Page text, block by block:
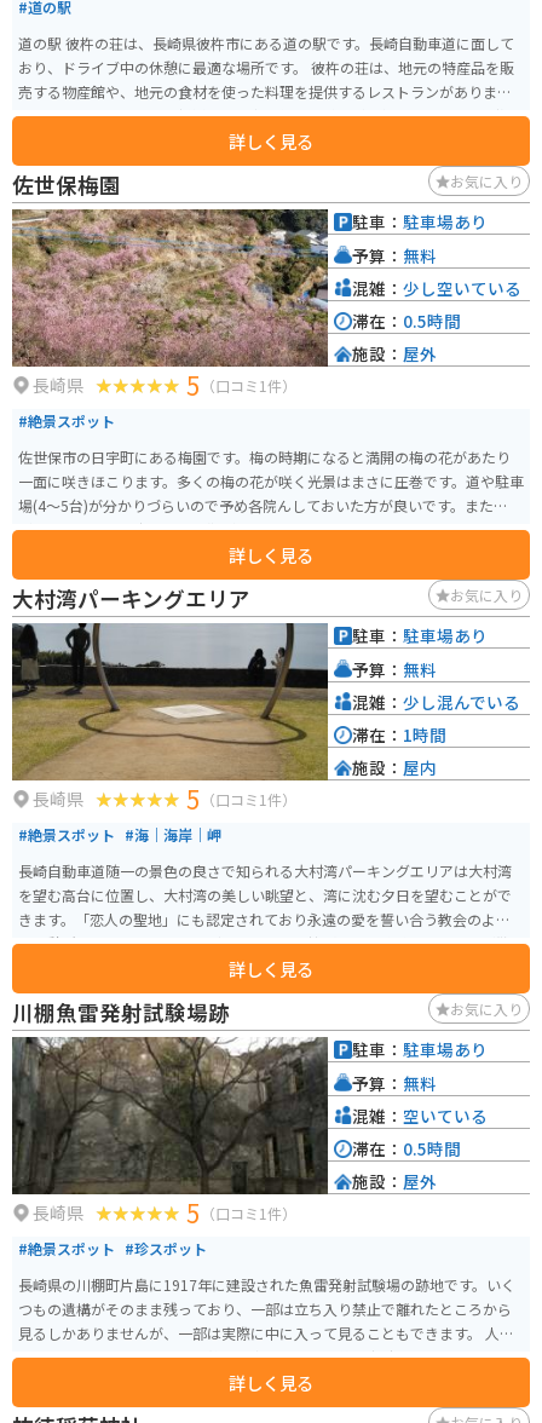
#道の駅
道の駅 彼杵の荘は、長崎県彼杵市にある道の駅です。長崎自動車道に面して
おり、ドライブ中の休憩に最適な場所です。 彼杵の荘は、地元の特産品を販
売する物産館や、地元の食材を使った料理を提供するレストランがありま
す。特に、地元で獲れた新鮮な魚介類を使った料理が人気です。また、彼杵市
の歴史や文化を紹介するコーナーもあり、観光情報収集の拠点としても便利
です。 バイクで訪れる場合、道の駅 彼杵の荘には広い駐車場が完備されてい
るので安心して駐車できます。また、周辺には、風光明媚な海岸線沿いを走
る国道206号線など、ツーリングに最適なルートが多数あります。道の駅 彼杵
の荘で休憩を取りながら、長崎の自然を満喫するツーリングを楽しんでみて
はいかがでしょうか。 彼杵市は、その昔、日本茶が初めて伝わった場所とし
て知られており、現在でも良質なお茶の産地として有名です。道の駅 彼杵の
荘でも、地元産の様々なお茶を購入することができます。お茶好きの方には
ぜひ訪れていただきたい場所です。
詳しく見る
佐世保梅園 お気に入り
長崎県 5 （口コミ1件）
#絶景スポット
佐世保市の日宇町にある梅園です。梅の時期になると満開の梅の花があたり
一面に咲きほこります。多くの梅の花が咲く光景はまさに圧巻です。道や駐車
場(4～5台)が分かりづらいので予め各院んしておいた方が良いです。また、道
が急こう配なので歩きやすい靴がオススメです。
詳しく見る
駐車： 駐車場あり
予算： 無料
混雑： 少し空いている
滞在： 0.5時間
施設： 屋外
大村湾パーキングエリア お気に入り
長崎県 5 （口コミ1件）
#絶景スポット #海｜海岸｜岬
長崎自動車道随一の景色の良さで知られる大村湾パーキングエリアは大村湾
を望む高台に位置し、大村湾の美しい眺望と、湾に沈む夕日を望むことがで
きます。「恋人の聖地」にも認定されており永遠の愛を誓い合う教会のよう
な休憩所やカップルベンチなど、恋人たちへ捧げる恋愛成就のアイテムが散
りばめられています。下り線パーキングエリア内のどこかには恋が叶う「ハ
ートストーン」が床面に埋め込まれているので、探していみると楽しいかも
しれません。
詳しく見る
駐車： 駐車場あり
予算： 無料
混雑： 少し混んでいる
滞在： 1時間
施設： 屋内
川棚魚雷発射試験場跡 お気に入り
長崎県 5 （口コミ1件）
#絶景スポット #珍スポット
長崎県の川棚町片島に1917年に建設された魚雷発射試験場の跡地です。いく
つもの遺構がそのまま残っており、一部は立ち入り禁止で離れたところから
見るしかありませんが、一部は実際に中に入って見ることもできます。 人が
来ることは滅多にないので、静かな中ゆっくりと戦争当時に思いを馳せるこ
から歩いてすぐなのでアクセスも非常に良いです。無料で手軽に戦争遺構を
詳しく見る
駐車： 駐車場あり
予算： 無料
混雑： 空いている
滞在： 0.5時間
施設： 屋外